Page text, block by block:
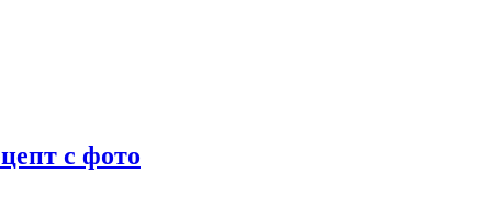
с фото